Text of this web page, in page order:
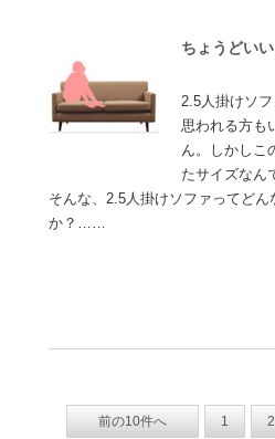
ちょうどい
2.5人掛けソ
思われる方も
ん。しかしこ
たサイズなん
そんな、2.5人掛けソファってどん
か？……
前の10件へ 1 2